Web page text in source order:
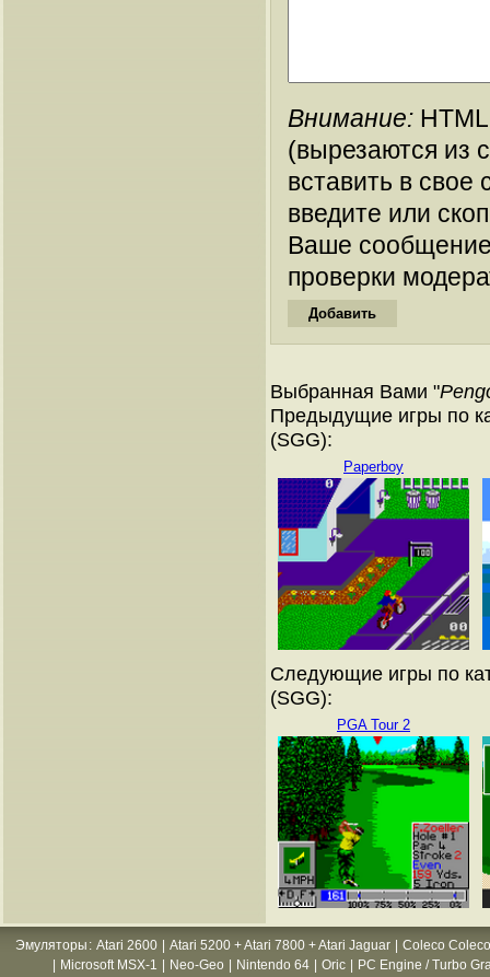
Внимание:
(вырезаются из
вставить в
введите или
Ваше
проверки
Выбранная Вами "
Предыдущие игры по
(SGG):
Paperboy
Следующие игры по
(SGG):
PGA Tour 2
Эмуляторы : Atari 2600 Atari 5200 + Atari 7800 + Atari Jaguar
Coleco
Microsoft MSX-1 Neo-Geo Nintendo 64 Oric PC Engine / Turbo